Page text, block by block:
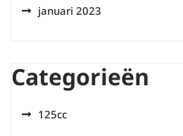
januari 2023
Categorieën
125cc